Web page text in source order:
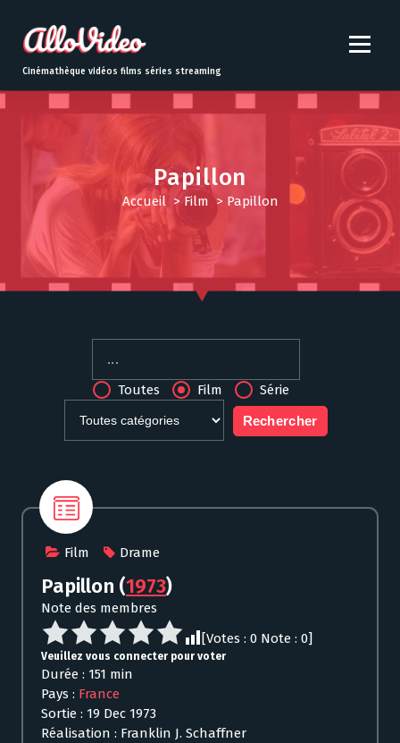
t
o
Cinémathèque vidéos films séries streaming
Papillon
Accueil>Film > Papillon
Toutes Film Série
Film Drame
Papillon (1973)
Note des membres
[Votes : 0 Note : 0]
Veuillez vous connecter pour voter
Durée : 151 min
Pays : France
Sortie : 19 Dec 1973
Réalisation : Franklin J. Schaffner